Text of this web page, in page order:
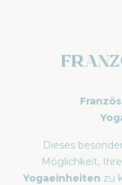
Dieses
Möglichkeit,
Yogaeinheiten zu